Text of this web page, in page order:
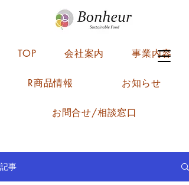
TOP 会社案内 事業内容
R商品情報 お知らせ
お問合せ/相談窓口
記事